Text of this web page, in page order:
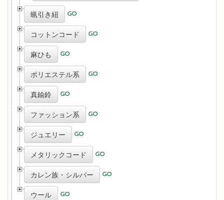
蝋引き紐
コットンコード
麻ひも
ポリエステル系
真鍮鈴
ファッション系
ジュエリー
メタリックコード
カレン族・シルバー
ウール